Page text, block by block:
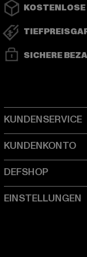
KOSTENLOSE
SICHERE